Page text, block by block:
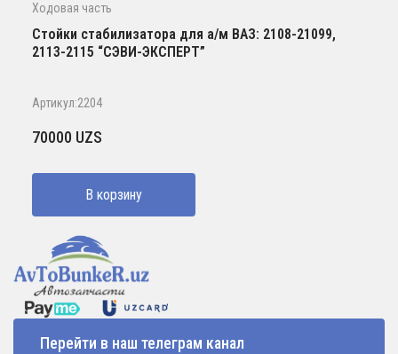
Ходовая часть
Стойки стабилизатора для а/м ВАЗ: 2108-21099,
2113-2115 “СЭВИ-ЭКСПЕРТ”
Артикул:2204
70000 UZS
В корзину
Перейти в наш телеграм канал